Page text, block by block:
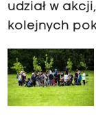
udział w
kolejnych